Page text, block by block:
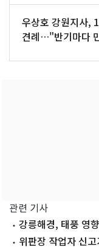
우상호 강원지사,
견례…"반기마다
관련 기사
강릉해경, 태풍 영
위판장 작업자 신